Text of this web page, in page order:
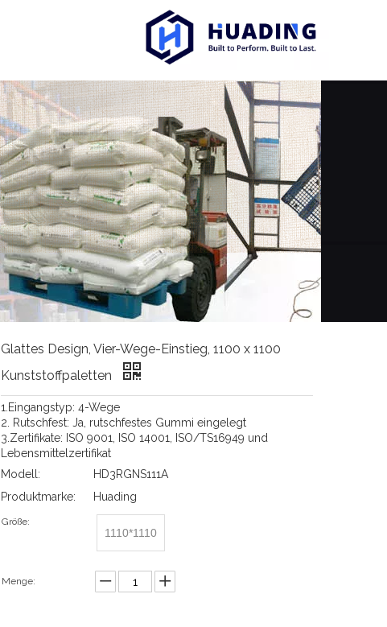
Glattes Design, Vier-Wege-Einstieg, 1100 x 1100
Kunststoffpaletten
1.Eingangstyp: 4-Wege
2. Rutschfest: Ja, rutschfestes Gummi eingelegt
3.Zertifikate: ISO 9001, ISO 14001, ISO/TS16949 und
Lebensmittelzertifikat
Modell:
HD3RGNS111A
Produktmarke:
Huading
Größe:
1110*1110
Menge: